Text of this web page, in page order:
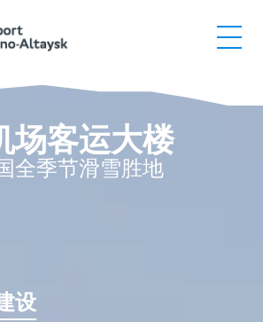
场客运大楼
全季节滑雪胜地
设